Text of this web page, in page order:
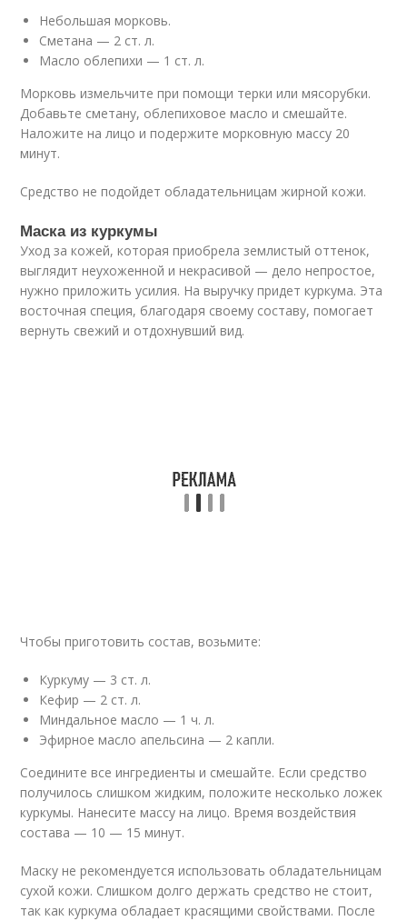
Небольшая морковь.
Сметана — 2 ст. л.
Масло облепихи — 1 ст. л.
Морковь измельчите при помощи терки или мясорубки.
Добавьте сметану, облепиховое масло и смешайте.
Наложите на лицо и подержите морковную массу 20
минут.
Средство не подойдет обладательницам жирной кожи.
Маска из куркумы
Уход за кожей, которая приобрела землистый оттенок,
выглядит неухоженной и некрасивой — дело непростое,
нужно приложить усилия. На выручку придет куркума. Эта
восточная специя, благодаря своему составу, помогает
вернуть свежий и отдохнувший вид.
Чтобы приготовить состав, возьмите:
Куркуму — 3 ст. л.
Кефир — 2 ст. л.
Миндальное масло — 1 ч. л.
Эфирное масло апельсина — 2 капли.
Соедините все ингредиенты и смешайте. Если средство
получилось слишком жидким, положите несколько ложек
куркумы. Нанесите массу на лицо. Время воздействия
состава — 10 — 15 минут.
Маску не рекомендуется использовать обладательницам
сухой кожи. Слишком долго держать средство не стоит,
так как куркума обладает красящими свойствами. После